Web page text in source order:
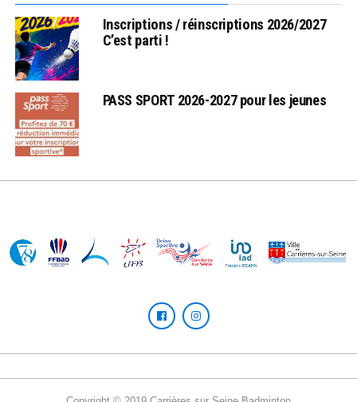
Inscriptions / réinscriptions 2026/2027
C’est parti !
PASS SPORT 2026-2027 pour les jeunes